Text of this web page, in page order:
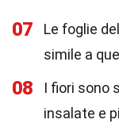
07
Le foglie
simile a
08
I fiori sono
insalate e